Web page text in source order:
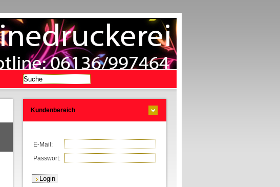
Kundenbereich
E-Mail:
Passwort: